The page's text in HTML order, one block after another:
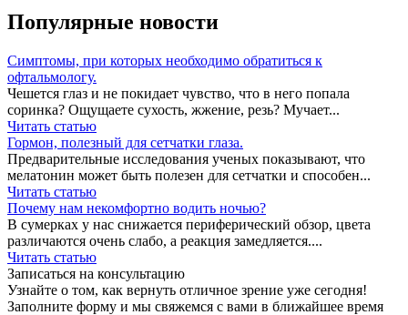
Популярные новости
Симптомы, при которых необходимо обратиться к
офтальмологу.
Чешется глаз и не покидает чувство, что в него попала
соринка? Ощущаете сухость, жжение, резь? Мучает...
Читать статью
Гормон, полезный для сетчатки глаза.
Предварительные исследования ученых показывают, что
мелатонин может быть полезен для сетчатки и способен...
Читать статью
Почему нам некомфортно водить ночью?
В сумерках у нас снижается периферический обзор, цвета
различаются очень слабо, а реакция замедляется....
Читать статью
Записаться на консультацию
Узнайте о том, как вернуть отличное зрение уже сегодня!
Заполните форму и мы свяжемся с вами в ближайшее время